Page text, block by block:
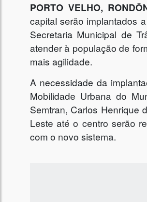
PORTO VELHO,
capital serão implantados
Secretaria Municipal de
atender à população de
mais agilidade.
A necessidade da
Mobilidade Urbana do
Semtran, Carlos Henrique
Leste até o centro serão
com o novo sistema.